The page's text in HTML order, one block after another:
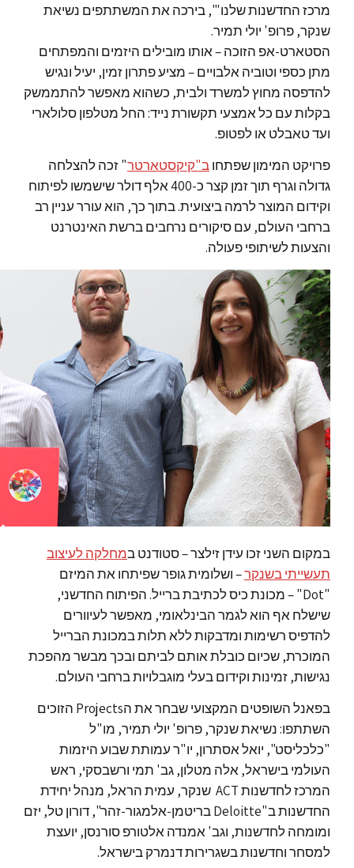
מרכז החדשנות שלנו"', בירכה את המשתתפים נשיאת
שנקר, פרופ' יולי תמיר.
הסטארט-אפ הזוכה – אותו מובילים היזמים והמפתחים
מתן כספי וטוביה אלבויים – מציע פתרון זמין, יעיל ונגיש
להדפסה מחוץ למשרד ולבית, כשהוא מאפשר להתממשק
בקלות עם כל אמצעי תקשורת נייד: החל מטלפון סלולארי
ועד טאבלט או לפטופ.
פרויקט המימון שפתחוב"קיקסטארטר" זכה להצלחה
גדולה וגרף תוך זמן קצר כ-400 אלף דולר שישמשו לפיתוח
וקידום המוצר לרמה ביצועית. בתוך כך, הוא עורר עניין רב
ברחבי העולם, עם סיקורים נרחבים ברשת האינטרנט
והצעות לשיתופי פעולה.
במקום השני זכו עידן זילצר – סטודנט במחלקה לעיצוב
תעשייתי בשנקר– ושלומית גופר שפיתחו את המיזם
"Dot" – מכונת כיס לכתיבת ברייל. הפיתוח החדשני,
שישלח אף הוא לגמר הבינלאומי, מאפשר לעיוורים
להדפיס רשימות ומדבקות ללא תלות במכונת הברייל
המוכרת, שכיום כובלת אותם לביתם ובכך מבשר מהפכת
נגישות, זמינות וקידום בעלי מוגבלויות ברחבי העולם.
בפאנל השופטים המקצועי שבחר את הProjects הזוכים
השתתפו: נשיאת שנקר, פרופ' יולי תמיר, מו"ל
"כלכליסט", יואל אסתרון, יו"ר עמותת שבוע היזמות
העולמי בישראל, אלה מטלון, גב' תמי ורשבסקי, ראש
המרכז לחדשנות ACT שנקר, עמית הראל, מנהל יחידת
החדשנות ב"Deloitte בריטמן-אלמגור-זהר", דורון טל, יזם
ומומחה לחדשנות, וגב' אמנדה אלטורפ סורנסן, יועצת
למסחר וחדשנות בשגרירות דנמרק בישראל.